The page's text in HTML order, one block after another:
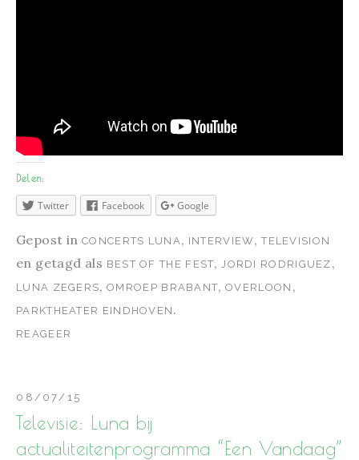
Delen:
Twitter Facebook Google
Gepost in CONCERTS LUNA , INTERVIEW,TELEVISION
en getagd als BEST OF THE FEST, JORDI RODRIGUEZ ,
LUNA ZEGERS,OMROEP BRABANT,OVERLOON ,
PARKTHEATER EINDHOVEN .
REAGEER
Televisie: Luna bij
actualiteitenprogramma “Een Vandaag”
08/07/15